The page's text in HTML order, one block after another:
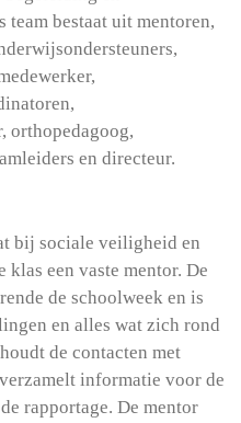
team bestaat uit mentoren,
orthopedagoog,
en directeur.
bij sociale veiligheid en
een vaste mentor. De
de schoolweek en is
en alles wat zich rond
de contacten met
informatie voor de
rapportage. De mentor